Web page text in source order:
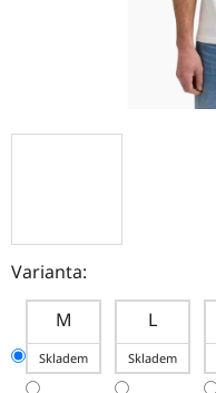
Varianta:
M
Skladem
L
Skladem